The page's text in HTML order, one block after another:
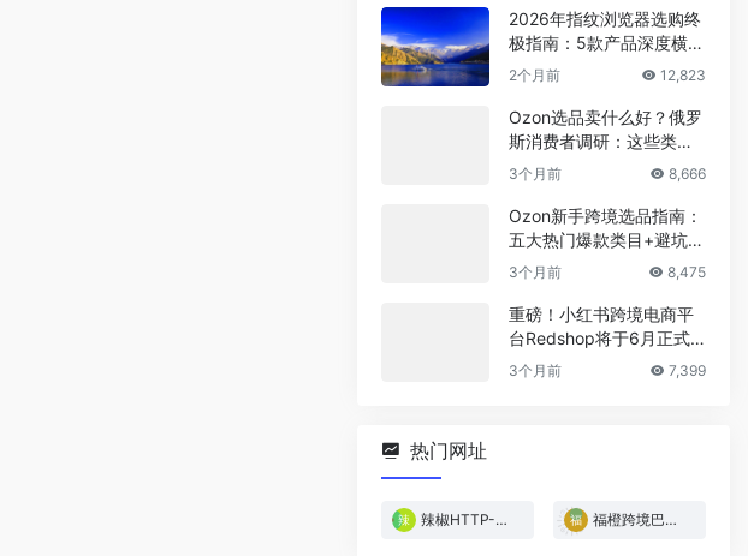
2026年指纹浏览器选购终
极指南：5款产品深度横
评，帮你省下冤枉钱
2个月前 12,823
Ozon选品卖什么好？俄罗
斯消费者调研：这些类目
最稳！
3个月前 8,666
Ozon新手跨境选品指南：
五大热门爆款类目+避坑清
单
3个月前 8,475
重磅！小红书跨境电商平
台Redshop将于6月正式
上线！
3个月前 7,399
热门网址
辣椒HTTP-免费试用 福橙跨境巴西专线